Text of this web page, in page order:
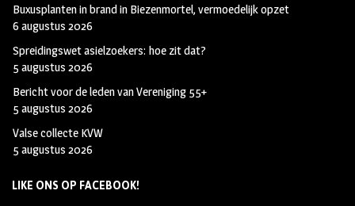
Buxusplanten in brand in Biezenmortel, vermoedelijk opzet
6 augustus 2026
Spreidingswet asielzoekers: hoe zit dat?
5 augustus 2026
Bericht voor de leden van Vereniging 55+
5 augustus 2026
Valse collecte KVW
5 augustus 2026
LIKE ONS OP FACEBOOK!